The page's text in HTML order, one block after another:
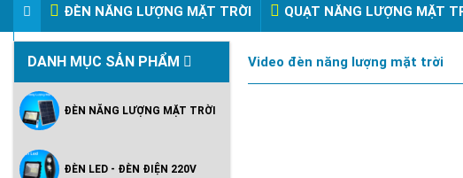
ĐÈN NĂNG LƯỢNG MẶT TRỜI QUẠT NĂNG LƯỢNG MẶT
VIDEO ĐÈN PHA ĐIỆN 220V
DANH MỤC SẢN PHẨM
ĐÈN NĂNG LƯỢNG MẶT TRỜI
ĐÈN LED - ĐÈN ĐIỆN 220V
Video đèn năng lượng mặt trời